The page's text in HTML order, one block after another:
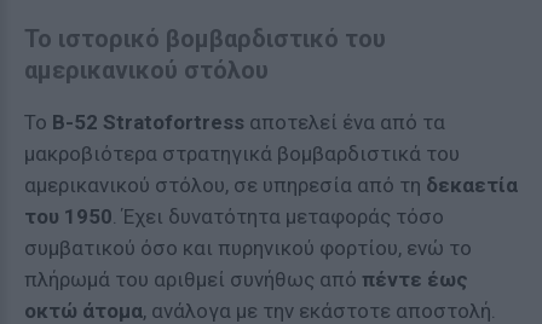
Το ιστορικό βομβαρδιστικό του
αμερικανικού στόλου
Το B-52 Stratofortress αποτελεί ένα από τα
μακροβιότερα στρατηγικά βομβαρδιστικά του
αμερικανικού στόλου, σε υπηρεσία από τη δεκαετία
του 1950. Έχει δυνατότητα μεταφοράς τόσο
συμβατικού όσο και πυρηνικού φορτίου, ενώ το
πλήρωμά του αριθμεί συνήθως από πέντε έως
οκτώ άτομα, ανάλογα με την εκάστοτε αποστολή.